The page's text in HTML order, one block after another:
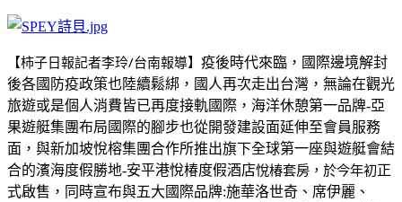
【柿子日報記者李玲/台南報導】 疫後時代來臨，國際邊境解封
後各國防疫政策也陸續鬆綁，國人再次走出台灣，無論在觀光
旅遊或是個人消費皆已再度接軌國際，海洋休憩第一品牌-亞
果遊艇集團布局國際的腳步也從開發建設面延伸至會員服務
面，與新加坡悅榕集團合作所推出旗下全球第一座與遊艇會結
合的濱海度假勝地-安平港悅椿度假酒店悅椿套房，於今年初正
式啟售，同時宣布與五大國際品牌:施華洛世奇、席伊麗、